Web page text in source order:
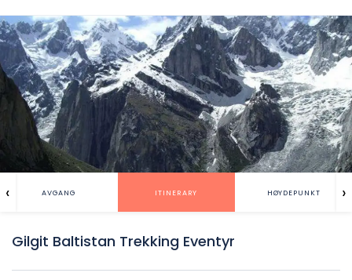
AVGANG ITINERARY HØYDEPUNKT
‹ ›
Gilgit Baltistan Trekking Eventyr